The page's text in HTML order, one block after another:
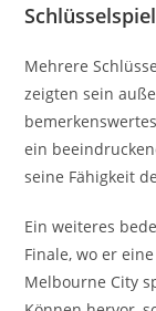
Mehrere
zeigten sein
ein
seine Fähigkeit
Ein weiteres
Finale, wo er
Melbourne City